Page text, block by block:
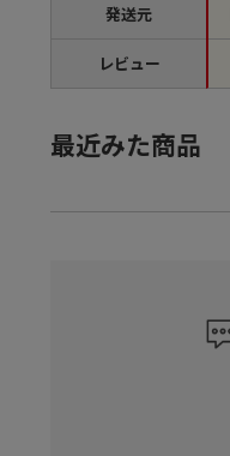
発送元
レビュー
最近みた商品